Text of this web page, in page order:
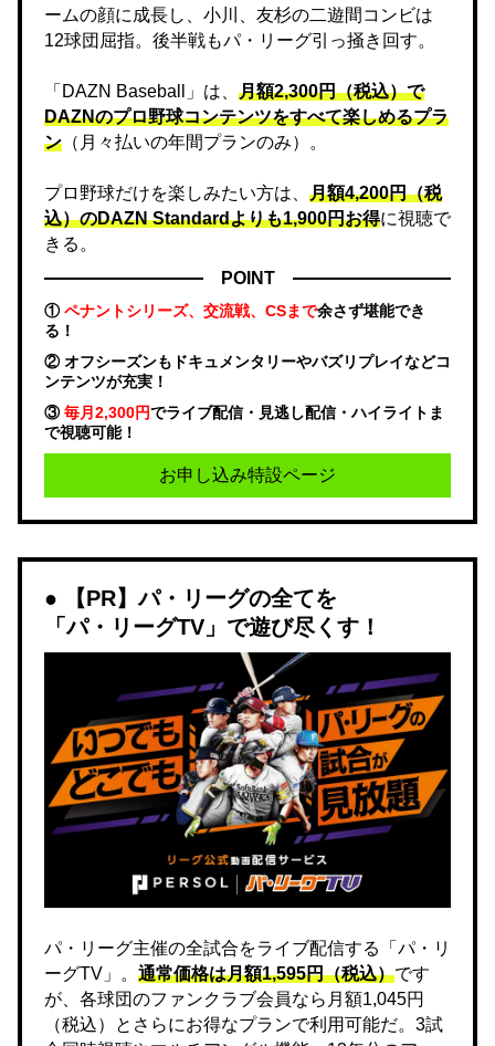
ームの顔に成長し、小川、友杉の二遊間コンビは
12球団屈指。後半戦もパ・リーグ引っ掻き回す。
「DAZN Baseball」は、 月額2,300円（税込）で
DAZNのプロ野球コンテンツをすべて楽しめるプラ
ン （月々払いの年間プランのみ）。
プロ野球だけを楽しみたい方は、 月額4,200円（税
込）のDAZN Standard​よりも1,900円お得に視聴で
きる。
POINT
①ペナントシリーズ、交流戦、CSまで余さず堪能でき
る！
② オフシーズンもドキュメンタリーやバズリプレイなどコ
ンテンツが充実！
③毎月2,300円でライブ配信・見逃し配信・ハイライトま
で視聴可能！
お申し込み特設ページ
【PR】パ・リーグの全てを
「パ・リーグTV」で遊び尽くす！
パ・リーグ主催の全試合をライブ配信する「パ・リ
ーグTV」。 通常価格は月額1,595円（税込）です
が、各球団のファンクラブ会員なら月額1,045円
（税込）とさらにお得なプランで利用可能だ。3試